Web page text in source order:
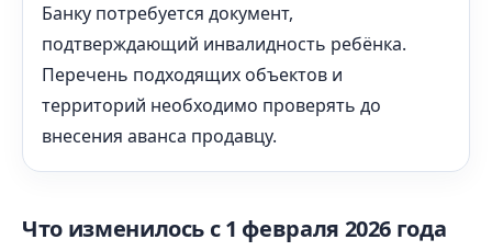
Банку потребуется документ,
подтверждающий инвалидность ребёнка.
Перечень подходящих объектов и
территорий необходимо проверять до
внесения аванса продавцу.
Что изменилось с 1 февраля 2026 года